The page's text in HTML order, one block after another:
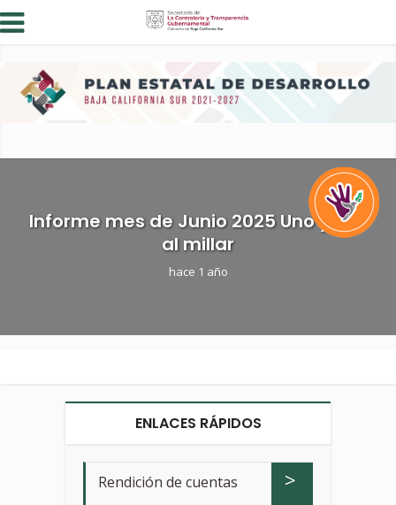
Informe mes de Junio 2025 Uno y Dos
al millar
hace 1 año
ENLACES RÁPIDOS
Rendición de cuentas >